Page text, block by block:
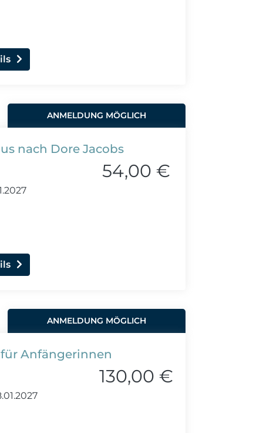
ANMELDUNG MÖGLICH
nach Dore Jacobs
54,00 €
ANMELDUNG MÖGLICH
Anfängerinnen
130,00 €